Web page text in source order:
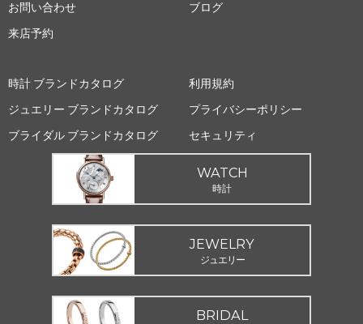
お問い合わせ
来店予約
ブログ
時計 ブランドカタログ
ジュエリー ブランドカタログ
ブライダル ブランドカタログ
利用規約
プライバシーポリシー
セキュリティ
WATCH
時計
JEWELRY
ジュエリー
BRIDAL